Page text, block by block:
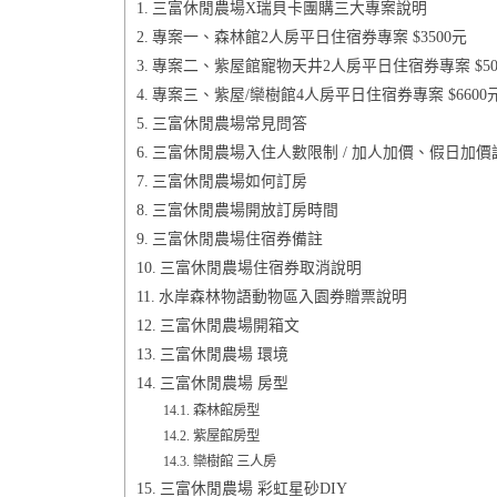
三富休閒農場X瑞貝卡團購三大專案說明
專案一、森林館2人房平日住宿券專案 $3500元
專案二、紫屋館寵物天井2人房平日住宿券專案
專案三、紫屋/欒樹館4人房平日住宿券專案 $6600
三富休閒農場常見問答
三富休閒農場入住人數限制 / 加人加價、假日加價
三富休閒農場如何訂房
三富休閒農場開放訂房時間
三富休閒農場住宿券備註
三富休閒農場住宿券取消說明
水岸森林物語動物區入園券贈票說明
三富休閒農場開箱文
三富休閒農場 環境
三富休閒農場 房型
森林館房型
紫屋館房型
欒樹館 三人房
三富休閒農場 彩虹星砂DIY